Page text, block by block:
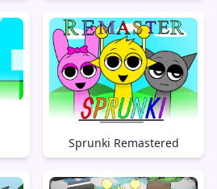
Sprunki Remastered